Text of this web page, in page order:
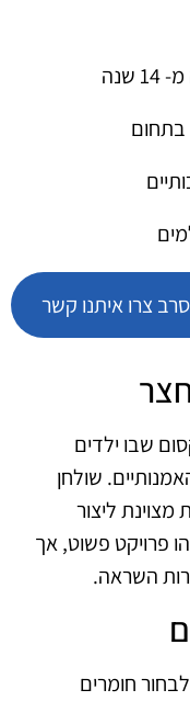
שנה
בתחום
צרו איתנו קשר
שבו ילדים
שולחן
מצוינת ליצור
פרויקט פשוט, אך
השראה.
חומרים